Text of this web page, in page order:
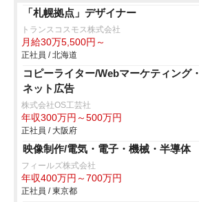
「札幌拠点」デザイナー
トランスコスモス株式会社
月給30万5,500円～
正社員 / 北海道
コピーライター/Webマーケティング・
ネット広告
株式会社OS工芸社
年収300万円～500万円
正社員 / 大阪府
映像制作/電気・電子・機械・半導体
フィールズ株式会社
年収400万円～700万円
正社員 / 東京都